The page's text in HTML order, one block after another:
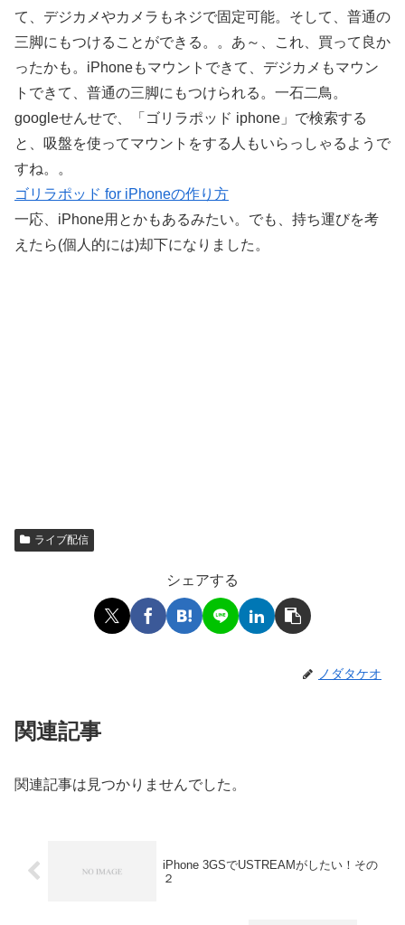
て、デジカメやカメラもネジで固定可能。そして、普通の
三脚にもつけることができる。。あ～、これ、買って良か
ったかも。iPhoneもマウントできて、デジカメもマウン
トできて、普通の三脚にもつけられる。一石二鳥。
googleせんせで、「ゴリラポッド iphone」で検索する
と、吸盤を使ってマウントをする人もいらっしゃるようで
すね。。
ゴリラポッド for iPhoneの作り方
一応、iPhone用とかもあるみたい。でも、持ち運びを考
えたら(個人的には)却下になりました。
ライブ配信
シェアする
ノダタケオ
関連記事
関連記事は見つかりませんでした。
iPhone 3GSでUSTREAMがしたい！その
２